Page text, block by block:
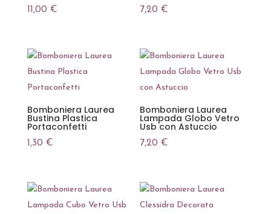
11,00 € 7,20€
Bomboniera Laurea
Bustina Plastica
Portaconfetti
1,30 €
Bomboniera Laurea
Lampada Globo Vetro
Usb con Astuccio
7,20€